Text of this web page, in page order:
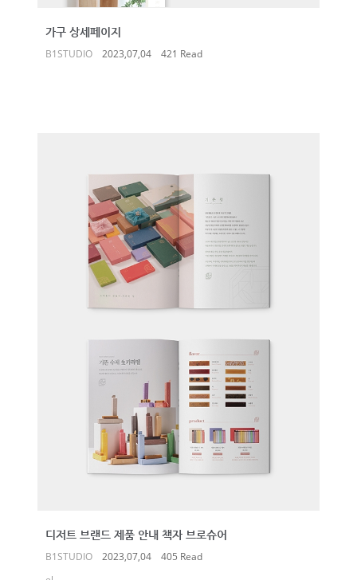
가구 상세페이지
B1STUDIO 2023,07,04 421 Read
디저트 브랜드 제품 안내 책자 브로슈어
B1STUDIO 2023,07,04
405 Read